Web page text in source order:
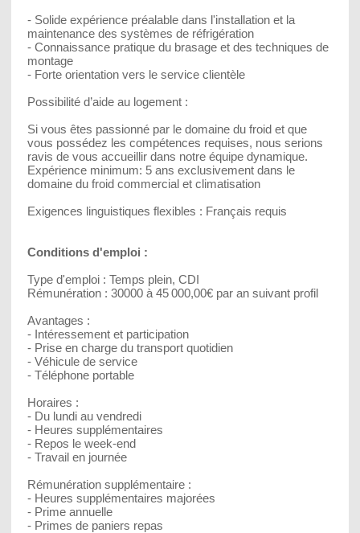
- Solide expérience préalable dans l'installation et la
maintenance des systèmes de réfrigération
- Connaissance pratique du brasage et des techniques de
montage
- Forte orientation vers le service clientèle
Possibilité d’aide au logement :
Si vous êtes passionné par le domaine du froid et que
vous possédez les compétences requises, nous serions
ravis de vous accueillir dans notre équipe dynamique.
Expérience minimum: 5 ans exclusivement dans le
domaine du froid commercial et climatisation
Exigences linguistiques flexibles : Français requis
Conditions d'emploi :
Type d'emploi : Temps plein, CDI
Rémunération : 30000 à 45 000,00€ par an suivant profil
Avantages :
- Intéressement et participation
- Prise en charge du transport quotidien
- Véhicule de service
- Téléphone portable
Horaires :
- Du lundi au vendredi
- Heures supplémentaires
- Repos le week-end
- Travail en journée
Rémunération supplémentaire :
- Heures supplémentaires majorées
- Prime annuelle
- Primes de paniers repas